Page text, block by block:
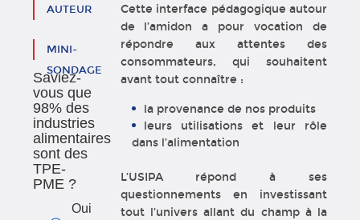
AUTEUR
MINI-
SONDAGE
Saviez-
vous que
98% des
industries
alimentaires
sont des
TPE-
PME ?
Oui
Cette interface pédagogique autour
de l’amidon a pour vocation de
répondre aux attentes des
consommateurs, qui souhaitent
avant tout connaître :
la provenance de nos produits
leurs utilisations et leur rôle
dans l’alimentation
L’USIPA répond à ses
questionnements en investissant
tout l’univers allant du champ à la